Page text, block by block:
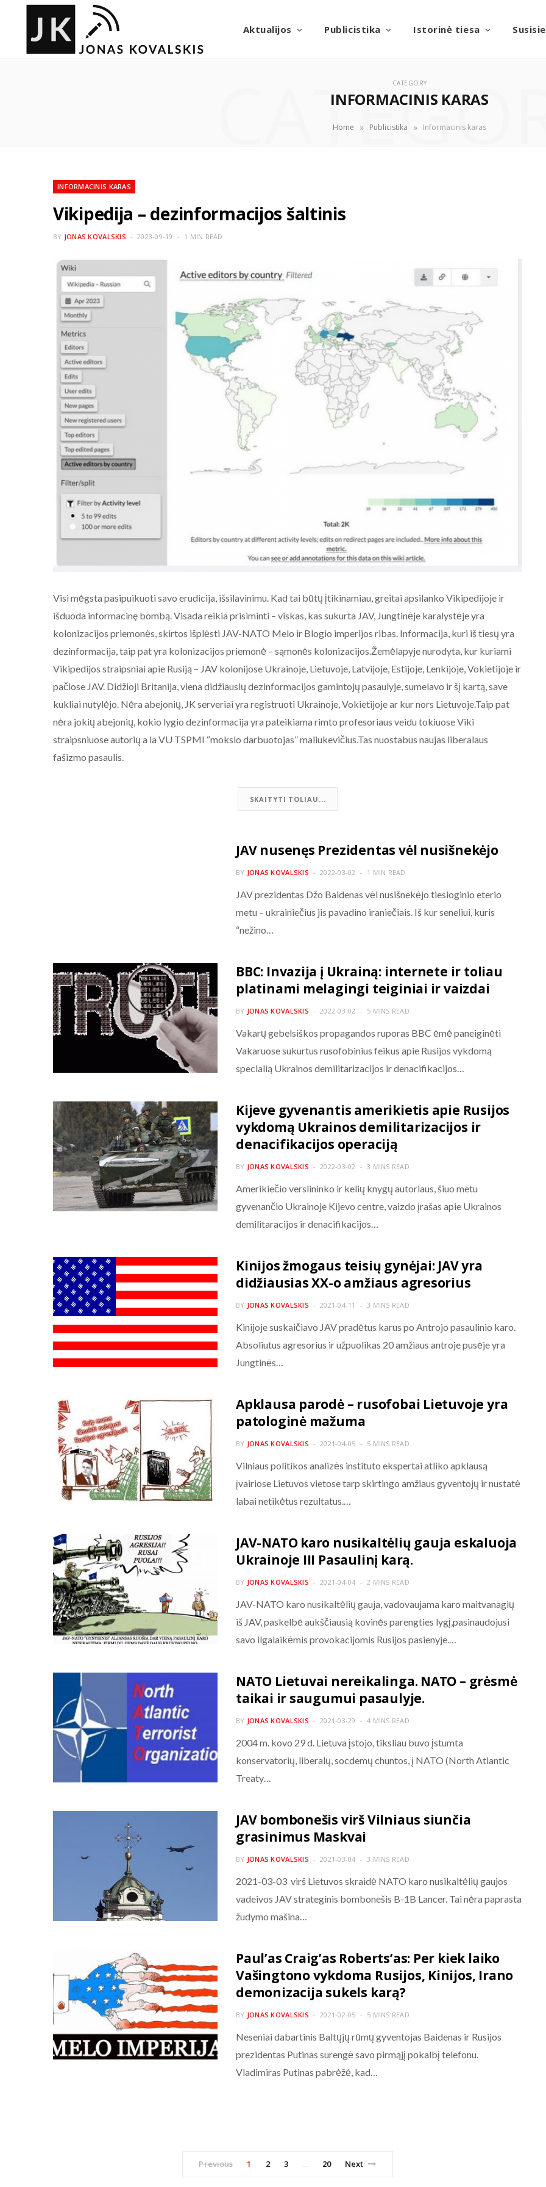
Aktualijos Publicistika Istorinė tiesa
CATEGORY
INFORMACINIS KARAS
Home » Publicistika » Informacinis karas
INFORMACINIS KARAS
Vikipedija – dezinformacijos šaltinis
BY JONAS KOVALSKIS 2023-09-19 1 MIN READ
Visi mėgsta pasipuikuoti savo erudicija, išsilavinimu. Kad tai būtų įtikinamiau, greitai apsilanko Vikipedijoje ir
išduoda informacinę bombą. Visada reikia prisiminti – viskas, kas sukurta JAV, Jungtinėje karalystėje yra
kolonizacijos priemonės, skirtos išplėsti JAV-NATO Melo ir Blogio imperijos ribas. Informacija, kuri iš tiesų yra
dezinformacija, taip pat yra kolonizacijos priemonė – sąmonės kolonizacijos.Žemėlapyje nurodyta, kur kuriami
Vikipedijos straipsniai apie Rusiją – JAV kolonijose Ukrainoje, Lietuvoje, Latvijoje, Estijoje, Lenkijoje, Vokietijoje ir
pačiose JAV. Didžioji Britanija, viena didžiausių dezinformacijos gamintojų pasaulyje, sumelavo ir šį kartą, save
kukliai nutylėjo. Nėra abejonių, JK serveriai yra registruoti Ukrainoje, Vokietijoje ar kur nors Lietuvoje.Taip pat
nėra jokių abejonių, kokio lygio dezinformacija yra pateikiama rimto profesoriaus veidu tokiuose Viki
straipsniuose autorių a la VU TSPMI “mokslo darbuotojas” maliukevičius.Tas nuostabus naujas liberalaus
fašizmo pasaulis.
SKAITYTI TOLIAU...
JAV nusenęs Prezidentas vėl nusišnekėjo
BY JONAS KOVALSKIS 2022-03-02 1 MIN READ
JAV prezidentas Džo Baidenas vėl nusišnekėjo tiesioginio eterio
metu – ukrainiečius jis pavadino iraniečiais. Iš kur seneliui, kuris
“nežino…
BBC: Invazija į Ukrainą: internete ir toliau
platinami melagingi teiginiai ir vaizdai
BY JONAS KOVALSKIS 2022-03-02 5 MINS READ
Vakarų gebelsiškos propagandos ruporas BBC ėmė paneiginėti
Vakaruose sukurtus rusofobinius feikus apie Rusijos vykdomą
specialią Ukrainos demilitarizacijos ir denacifikacijos…
Kijeve gyvenantis amerikietis apie Rusijos
vykdomą Ukrainos demilitarizacijos ir
denacifikacijos operaciją
BY JONAS KOVALSKIS 2022-03-02 3 MINS READ
Amerikiečio verslininko ir kelių knygų autoriaus, šiuo metu
gyvenančio Ukrainoje Kijevo centre, vaizdo įrašas apie Ukrainos
demilitaracijos ir denacifikacijos…
Kinijos žmogaus teisių gynėjai: JAV yra
didžiausias XX-o amžiaus agresorius
BY JONAS KOVALSKIS 2021-04-11 3 MINS READ
Kinijoje suskaičiavo JAV pradėtus karus po Antrojo pasaulinio karo.
Absoliutus agresorius ir užpuolikas 20 amžiaus antroje pusėje yra
Jungtinės…
Apklausa parodė – rusofobai Lietuvoje yra
patologinė mažuma
BY JONAS KOVALSKIS 2021-04-05 5 MINS READ
Vilniaus politikos analizės instituto ekspertai atliko apklausą
įvairiose Lietuvos vietose tarp skirtingo amžiaus gyventojų ir nustatė
labai netikėtus rezultatus.…
JAV-NATO karo nusikaltėlių gauja eskaluoja
Ukrainoje III Pasaulinį karą.
BY JONAS KOVALSKIS 2021-04-04 2 MINS READ
JAV-NATO karo nusikaltėlių gauja, vadovaujama karo maitvanagių
iš JAV, paskelbė aukščiausią kovinės parengties lygį,pasinaudojusi
savo ilgalaikėmis provokacijomis Rusijos pasienyje.…
NATO Lietuvai nereikalinga. NATO – grėsmė
taikai ir saugumui pasaulyje.
BY JONAS KOVALSKIS 2021-03-29 4 MINS READ
2004 m. kovo 29 d. Lietuva įstojo, tiksliau buvo įstumta
konservatorių, liberalų, socdemų chuntos, į NATO (North Atlantic
Treaty…
JAV bombonešis virš Vilniaus siunčia
grasinimus Maskvai
BY JONAS KOVALSKIS 2021-03-04 3 MINS READ
2021-03-03 virš Lietuvos skraidė NATO karo nusikaltėlių gaujos
vadeivos JAV strateginis bombonešis B-1B Lancer. Tai nėra paprasta
žudymo mašina…
Paul’as Craig’as Roberts’as: Per kiek laiko
Vašingtono vykdoma Rusijos, Kinijos, Irano
demonizacija sukels karą?
BY JONAS KOVALSKIS 2021-02-05 5 MINS READ
Neseniai dabartinis Baltųjų rūmų gyventojas Baidenas ir Rusijos
prezidentas Putinas surengė savo pirmąjį pokalbį telefonu.
Vladimiras Putinas pabrėžė, kad…
Previous 1 2 3 … 20 Next
AKTUALIJOS
NE BALTARUSIJOS
MAIDANIZAVIMUI! 2020-08-19
Baltarusijos palaikymo
akcija prie Baltarusijos